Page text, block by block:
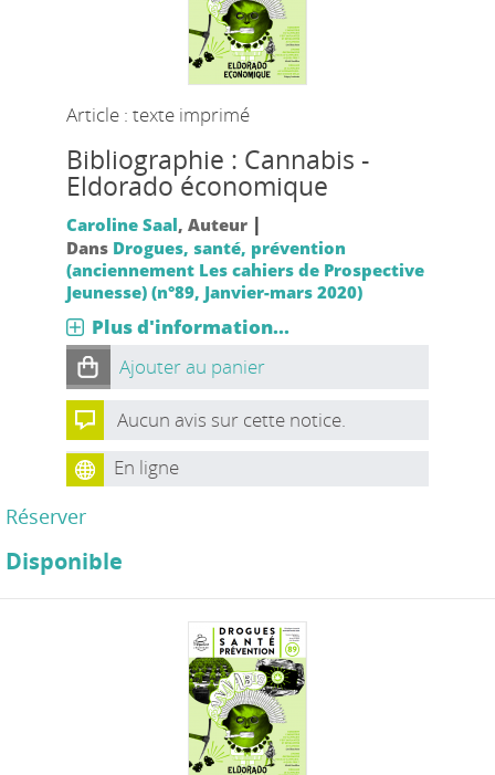
Article : texte imprimé
Bibliographie : Cannabis -
Eldorado économique
Caroline Saal, Auteur |
Dans Drogues, santé, prévention
(anciennement Les cahiers de Prospective
Jeunesse) (n°89, Janvier-mars 2020)
Plus d'information...
Ajouter au panier
Aucun avis sur cette notice.
En ligne
Réserver
Disponible